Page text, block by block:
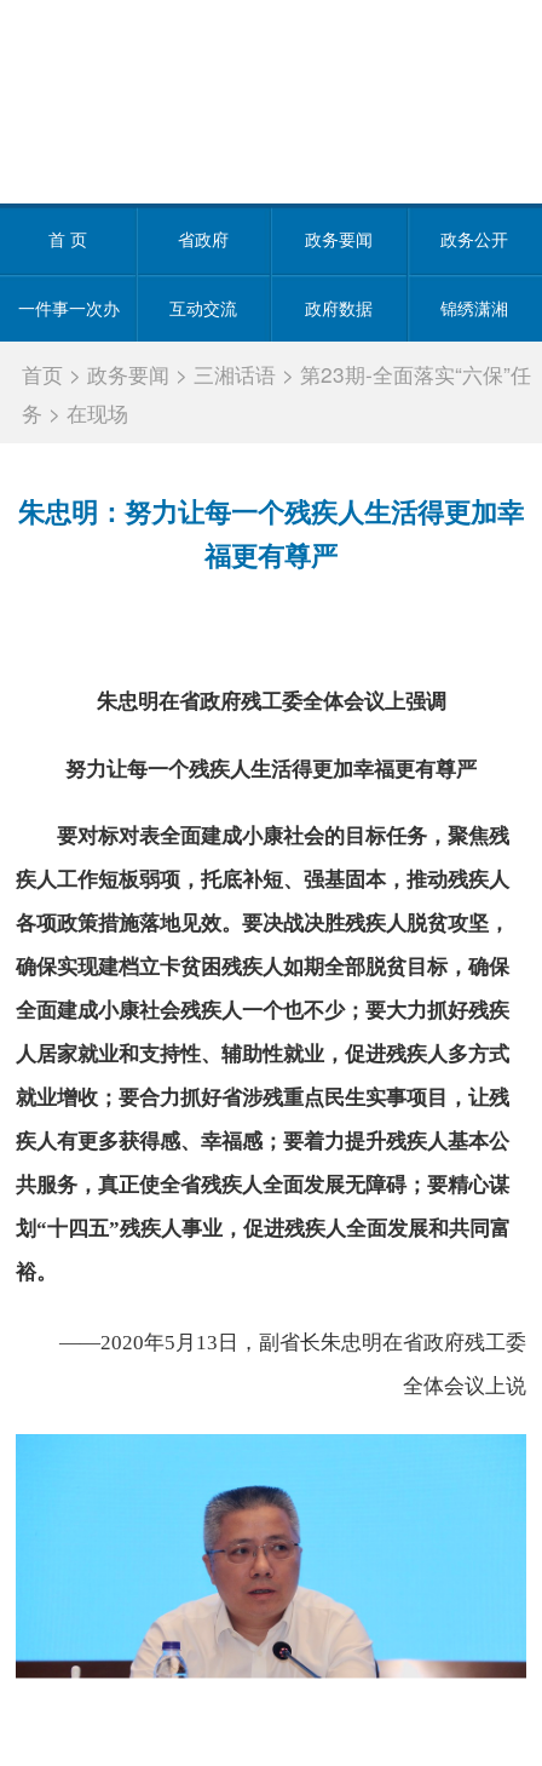
首 页 省政府 政务要闻 政务公开
一件事一次办 互动交流 政府数据 锦绣潇湘
首页 >政务要闻 > 三湘话语 > 第23期-全面落实“六保”任
务 >在现场
朱忠明：努力让每一个残疾人生活得更加幸
福更有尊严
朱忠明在省政府残工委全体会议上强调
努力让每一个残疾人生活得更加幸福更有尊严
要对标对表全面建成小康社会的目标任务，聚焦残
疾人工作短板弱项，托底补短、强基固本，推动残疾人
各项政策措施落地见效。要决战决胜残疾人脱贫攻坚，
确保实现建档立卡贫困残疾人如期全部脱贫目标，确保
全面建成小康社会残疾人一个也不少；要大力抓好残疾
人居家就业和支持性、辅助性就业，促进残疾人多方式
就业增收；要合力抓好省涉残重点民生实事项目，让残
疾人有更多获得感、幸福感；要着力提升残疾人基本公
共服务，真正使全省残疾人全面发展无障碍；要精心谋
划“十四五”残疾人事业，促进残疾人全面发展和共同富
裕。
——2020年5月13日，副省长朱忠明在省政府残工委
全体会议上说